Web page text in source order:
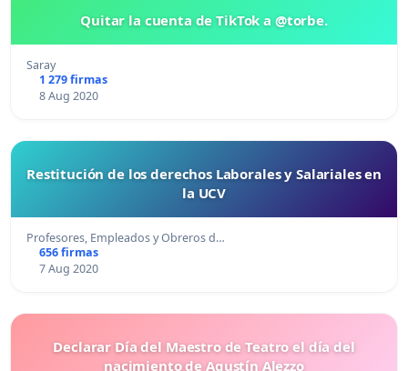
Quitar la cuenta de TikTok a @torbe.
Saray
1 279 firmas
8 Aug 2020
Restitución de los derechos Laborales y Salariales en
la UCV
Profesores, Empleados y Obreros d…
656 firmas
7 Aug 2020
Declarar Día del Maestro de Teatro el día del
nacimiento de Agustín Alezzo